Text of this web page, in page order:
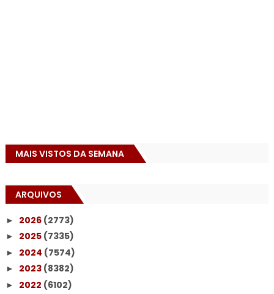
MAIS VISTOS DA SEMANA
ARQUIVOS
► 2026 (2773)
► 2025 (7335)
► 2024 (7574)
► 2023 (8382)
► 2022 (6102)